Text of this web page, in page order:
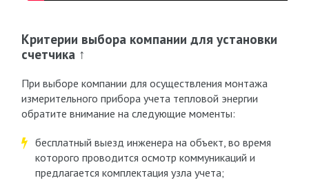
Критерии выбора компании для установки
счетчика ↑
При выборе компании для осуществления монтажа
измерительного прибора учета тепловой энергии
обратите внимание на следующие моменты:
бесплатный выезд инженера на объект, во время
которого проводится осмотр коммуникаций и
предлагается комплектация узла учета;